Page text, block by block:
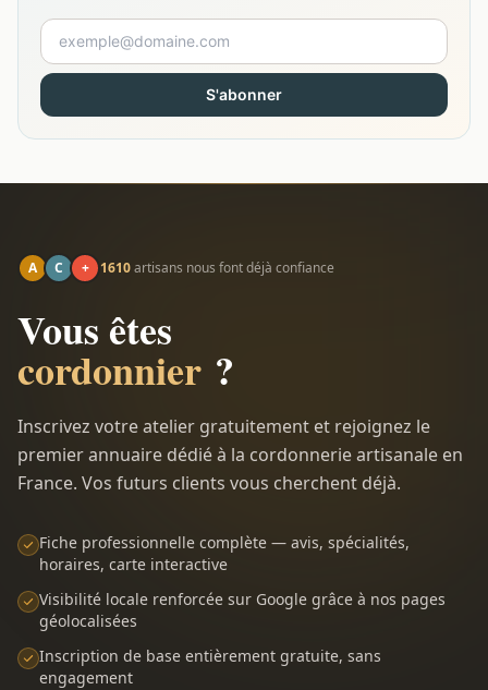
S'abonner
A C + 1610artisans nous font déjà confiance
Vous êtes
cordonnier ?
Inscrivez votre atelier gratuitement et rejoignez le
premier annuaire dédié à la cordonnerie artisanale en
France. Vos futurs clients vous cherchent déjà.
Fiche professionnelle complète — avis, spécialités,
horaires, carte interactive
Visibilité locale renforcée sur Google grâce à nos pages
géolocalisées
Inscription de base entièrement gratuite, sans
engagement